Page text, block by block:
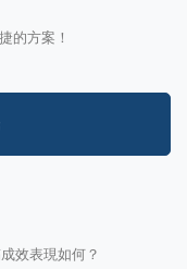
的方案！
效表現如何？